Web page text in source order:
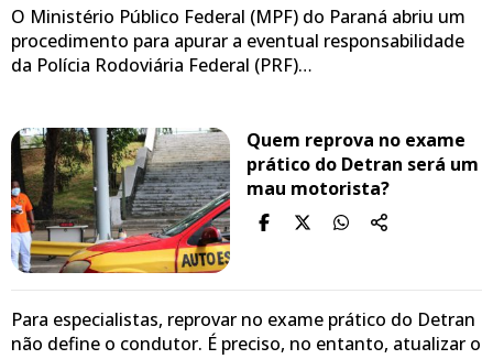
O Ministério Público Federal (MPF) do Paraná abriu um
procedimento para apurar a eventual responsabilidade
da Polícia Rodoviária Federal (PRF)…
Quem reprova no exame
prático do Detran será um
mau motorista?
Para especialistas, reprovar no exame prático do Detran
não define o condutor. É preciso, no entanto, atualizar o